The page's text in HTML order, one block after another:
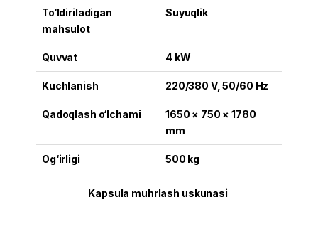
To‘ldiriladigan
mahsulot
Suyuqlik
Quvvat 4 kW
Kuchlanish 220/380 V, 50/60 Hz
Qadoqlash o‘lchami
1650 × 750 × 1780
mm
Og‘irligi 500 kg
Kapsula muhrlash uskunasi